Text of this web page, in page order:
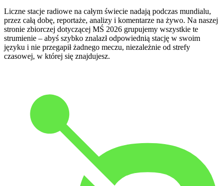
Liczne stacje radiowe na całym świecie nadają podczas mundialu,
przez całą dobę, reportaże, analizy i komentarze na żywo. Na naszej
stronie zbiorczej dotyczącej MŚ 2026 grupujemy wszystkie te
strumienie – abyś szybko znalazł odpowiednią stację w swoim
języku i nie przegapił żadnego meczu, niezależnie od strefy
czasowej, w której się znajdujesz.